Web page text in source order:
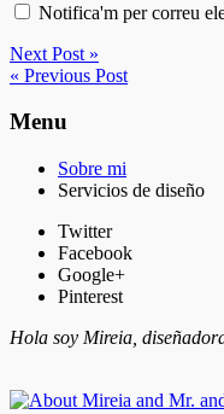
Notifica'm per correu
Next Post »
« Previous Post
Menu
Sobre mi
Servicios de diseño
Twitter
Facebook
Google+
Pinterest
Hola soy Mireia,